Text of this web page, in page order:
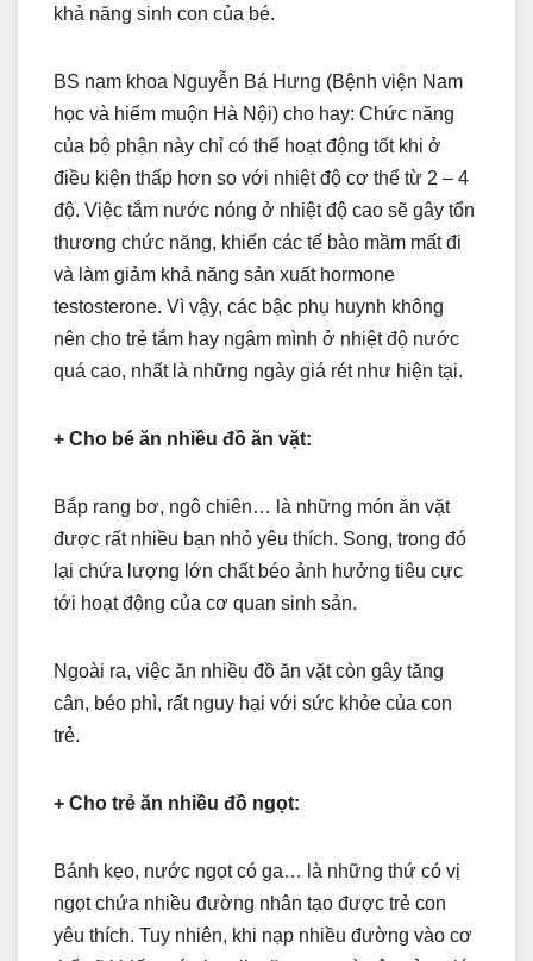
khả năng sinh con của bé.
BS nam khoa Nguyễn Bá Hưng (Bệnh viện Nam
học và hiếm muộn Hà Nội) cho hay: Chức năng
của bộ phận này chỉ có thể hoạt động tốt khi ở
điều kiện thấp hơn so với nhiệt độ cơ thể từ 2 – 4
độ. Việc tắm nước nóng ở nhiệt độ cao sẽ gây tổn
thương chức năng, khiến các tế bào mầm mất đi
và làm giảm khả năng sản xuất hormone
testosterone. Vì vậy, các bậc phụ huynh không
nên cho trẻ tắm hay ngâm mình ở nhiệt độ nước
quá cao, nhất là những ngày giá rét như hiện tại.
+ Cho bé ăn nhiều đồ ăn vặt:
Bắp rang bơ, ngô chiên… là những món ăn vặt
được rất nhiều bạn nhỏ yêu thích. Song, trong đó
lại chứa lượng lớn chất béo ảnh hưởng tiêu cực
tới hoạt động của cơ quan sinh sản.
Ngoài ra, việc ăn nhiều đồ ăn vặt còn gây tăng
cân, béo phì, rất nguy hại với sức khỏe của con
trẻ.
+ Cho trẻ ăn nhiều đồ ngọt:
Bánh kẹo, nước ngọt có ga… là những thứ có vị
ngọt chứa nhiều đường nhân tạo được trẻ con
yêu thích. Tuy nhiên, khi nạp nhiều đường vào cơ